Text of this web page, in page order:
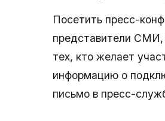
Посетить пресс-
представители СМИ,
тех, кто желает
информацию о
письмо в пресс-